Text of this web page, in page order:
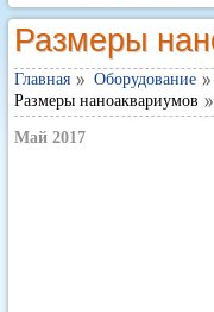
Размеры
Главная Оборудование
Размеры наноаквариумов
Май 2017